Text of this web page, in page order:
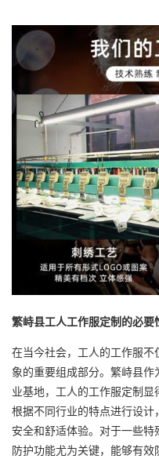
繁峙县工人工作服定制的必要
在当今社会，工人的工作服
象的重要组成部分。繁峙县
业基地，工人的工作服定制
根据不同行业的特点进行设
安全和舒适体验。对于一些
防护功能尤为关键，能够有